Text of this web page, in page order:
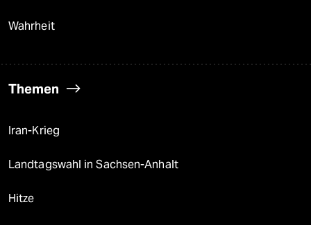
Wahrheit
Themen
Iran-Krieg
Landtagswahl in Sachsen-Anhalt
Hitze